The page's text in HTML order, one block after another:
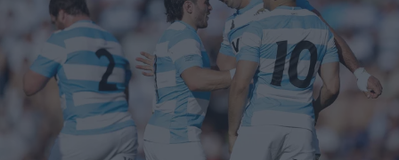
6 Nazioni
United Rugby Championship
Top14
Premiership